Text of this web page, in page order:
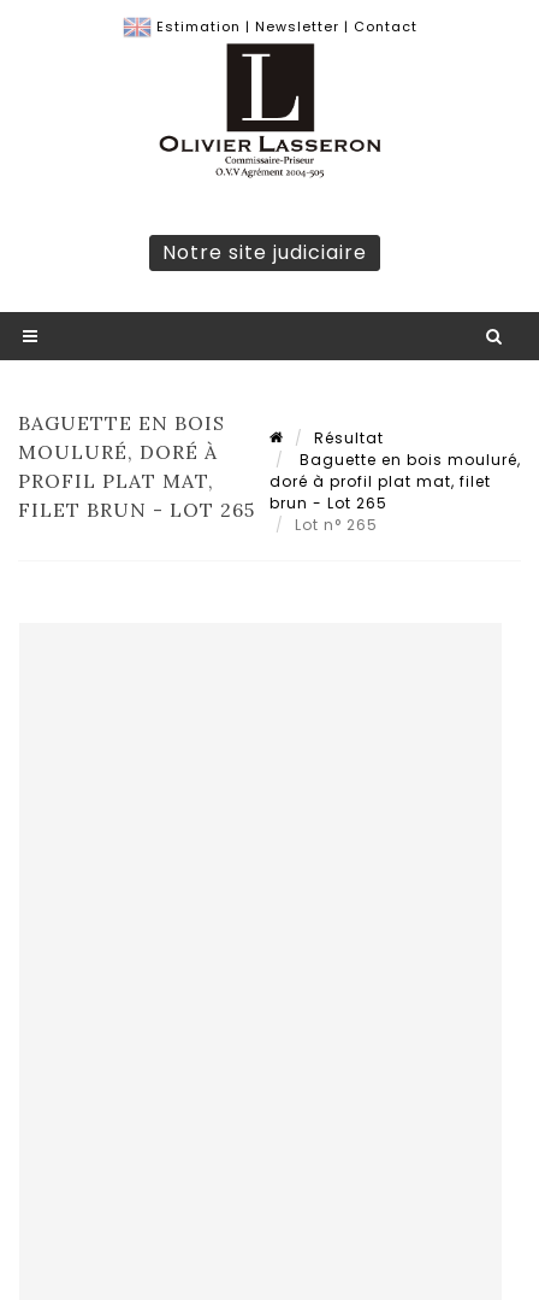
Estimation | Newsletter | Contact
Notre site judiciaire
BAGUETTE EN BOIS
MOULURÉ, DORÉ À
PROFIL PLAT MAT,
FILET BRUN - LOT 265
Résultat
Baguette en bois mouluré,
doré à profil plat mat, filet
brun - Lot 265
Lot n° 265